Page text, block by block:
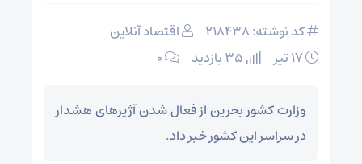
کد نوشته: 218438
اقتصاد آنلاین
۰
وزارت کشور بحرین از فعال شدن آژیرهای هشدار
در سراسر این کشور خبر داد.